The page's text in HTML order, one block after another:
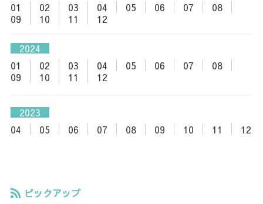
01
02 03 04 05 06 07
08
09
10 11 12
2024
01
02 03 04 05 06 07
08
09
10 11 12
2023
04
05 06 07 08 09 10 11 12
ピックアップ